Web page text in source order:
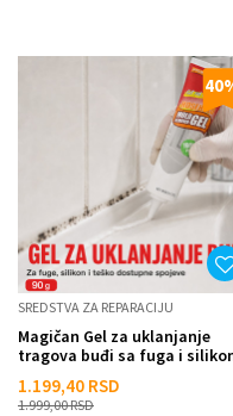
40
SREDSTVA ZA REPARACIJU
Magičan Gel za uklanjanje
tragova buđi sa fuga i
1.199,40 RSD
1.999,00RSD